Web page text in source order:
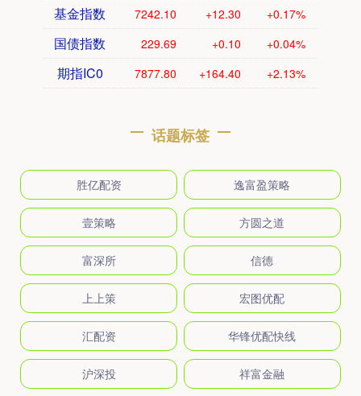
基金指数 7242.10 +12.30 +0.17%
国债指数 229.69 +0.10 +0.04%
期指IC0 7877.80 +164.40 +2.13%
话题标签
胜亿配资 逸富盈策略
壹策略 方圆之道
富深所 信德
上上策 宏图优配
汇配资 华锋优配快线
沪深投 祥富金融